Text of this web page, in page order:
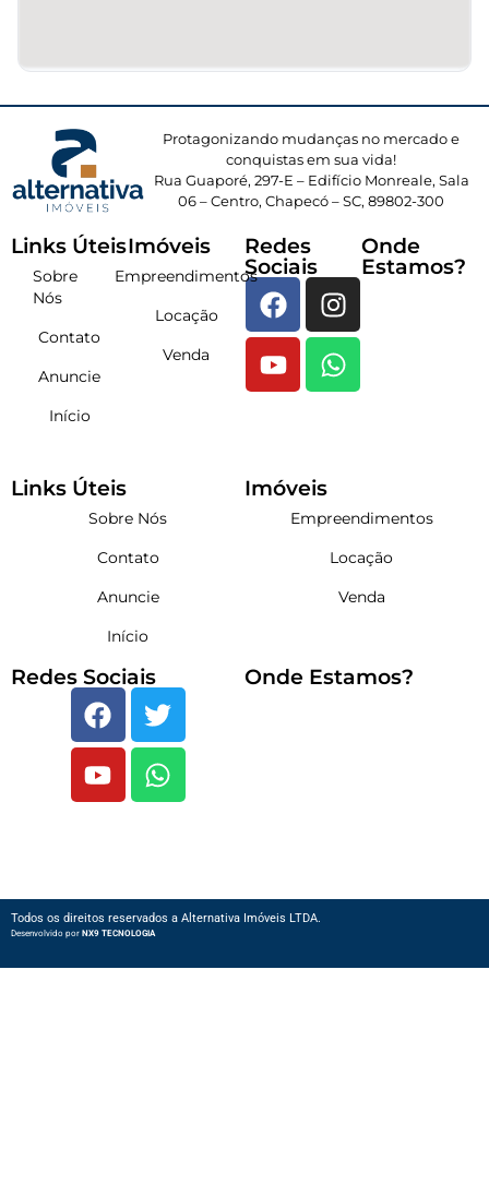
Protagonizando mudanças no mercado e
conquistas em sua vida!
Rua Guaporé, 297-E – Edifício Monreale, Sala
06 – Centro, Chapecó – SC, 89802-300
Links Úteis
Sobre
Nós
Contato
Anuncie
Início
Imóveis
Empreendimentos
Locação
Venda
Redes
Sociais
Onde
Estamos?
Links Úteis
Sobre Nós
Contato
Anuncie
Início
Imóveis
Empreendimentos
Locação
Venda
Redes Sociais Onde Estamos?
Todos os direitos reservados a Alternativa Imóveis LTDA.
Desenvolvido por NX9 TECNOLOGIA